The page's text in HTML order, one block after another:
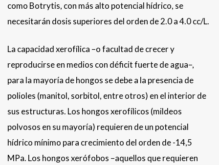
como Botrytis, con más alto potencial hídrico, se
necesitarán dosis superiores del orden de 2.0 a 4.0 cc/L.
La capacidad xerofílica –o facultad de crecer y
reproducirse en medios con déficit fuerte de agua–,
para la mayoría de hongos se debe a la presencia de
polioles (manitol, sorbitol, entre otros) en el interior de
sus estructuras. Los hongos xerofílicos (mildeos
polvosos en su mayoría) requieren de un potencial
hídrico mínimo para crecimiento del orden de -14,5
MPa. Los hongos xerófobos –aquellos que requieren